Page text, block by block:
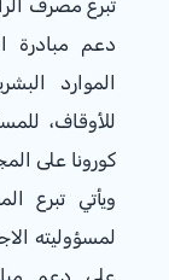
تبرع مصرف
دعم مبادرة
الموارد
للأوقاف،
كورونا على
ويأتي تبرع
لمسؤوليته